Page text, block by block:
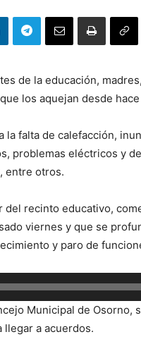
de la educación,
los aquejan desde
la falta de calefacción,
problemas eléctricos y
entre otros.
del recinto educativo,
viernes y que se
y paro de
Municipal de
llegar a acuerdos.